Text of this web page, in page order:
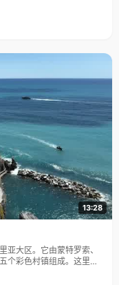
13:28
亚大区。它由蒙特罗索、
个彩色村镇组成。这里依
产。